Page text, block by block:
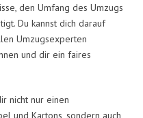
den Umfang des Umzugs
Du kannst dich darauf
Umzugsexperten
und dir ein faires
nicht nur einen
und Kartons, sondern auch